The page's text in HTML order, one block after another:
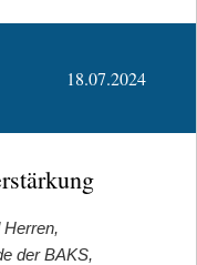
18.07.2024
der BAKS,